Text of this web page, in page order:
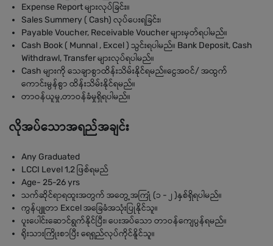
Expense Report များလုပ်ခြင်း။
Sales Summery ( Cash) လုပ်ပေးရခြင်း၊
Payable Voucher, Receivable Voucher များမှတ်ရပါမည်။
Cash Book ( Munnal , Excel ) သွင်းရပါမည်။ Bank Deposit, Cash
Withdrawl, Transfer များလုပ်ရပါမည်။
Cash များကို သေချာစွာထိန်းသိမ်းနိုင်ရမည်။ငွေအဝင်/ အထွက်
ကောင်းမွန်စွာ ထိန်းသိမ်းနိုင်ရမည်။
တာဝန်ယူမှု,တာဝန်ခံမှုရှိရပါမည်။
လိုအပ်သောအရည်အချင်း
Any Graduated
LCCI Level 1,2 ဖြစ်ရမည်
Age- 25-26 yrs
သက်ဆိုင်ရာရထူးအတွက် အတွေ့အကြုံ (၁ - ၂ )နှစ်ရှိရပါမည်။
ကွန်ပျူတာ Excel အခြေခံအသုံးပြုနိုင်သူ။
ပူးပေါင်းဆောင်ရွက်နိုင်ပြီး၊ ပေးအပ်သော တာဝန်ကျေပွန်ရမည်။
ရိုးသားကြိုးစာပြီး ရေရှည်လုပ်ကိုင်နိူင်သူ။